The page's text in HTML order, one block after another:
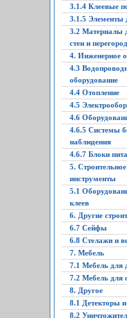
3.1.4 Клеевые
3.1.5 Элементы
3.2 Материалы
стен и
4. Инженерное
4.3
оборудование
4.4 Отопление
4.5
4.6
4.6.5 Системы
наблюдения
4.6.7 Блоки
5.
инструменты
5.1
клеев
6. Другие
6.7 Сейфы
6.8 Стелажи и
7. Мебель
7.1 Мебель для
7.2 Мебель для
8. Другое
8.1 Детекторы
8.2